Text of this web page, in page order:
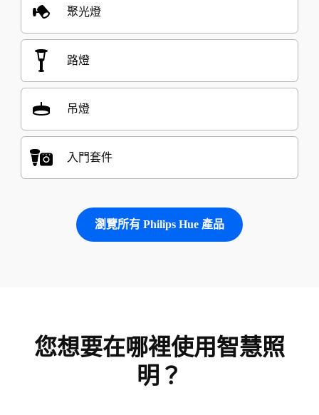
聚光燈
路燈
吊燈
入門套件
瀏覽所有 Philips Hue 產品
您想要在哪裡使用智慧照
明？